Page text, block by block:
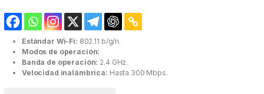
Estándar Wi-Fi: 802.11 b/g/n.
Modos de operación:
Banda de operación: 2.4 GHz.
Velocidad inalámbrica: Hasta 300 Mbps.